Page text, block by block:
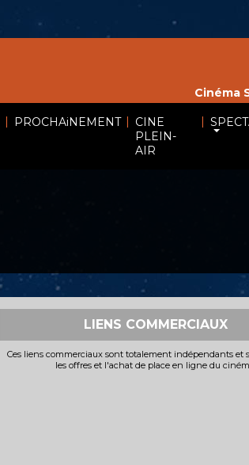
| PROCHAiNEMENT | CINE
PLEIN-
AIR
|
Cinéma
LIENS COMMERCIAUX
Ces liens commerciaux sont totalement indépendants et
les offres et l'achat de place en ligne du